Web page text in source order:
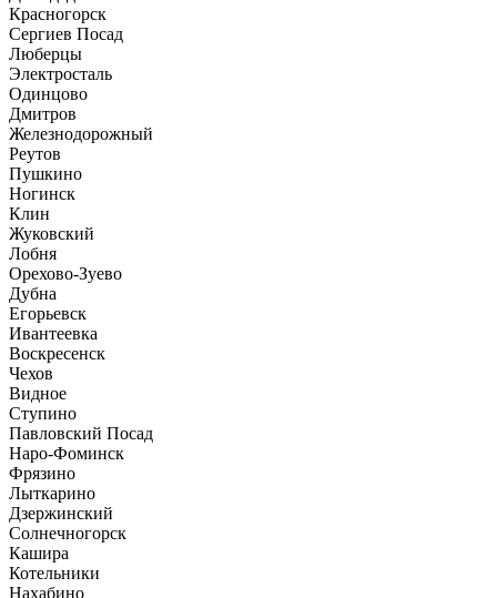
Красногорск
Сергиев Посад
Люберцы
Электросталь
Одинцово
Дмитров
Железнодорожный
Реутов
Пушкино
Ногинск
Клин
Жуковский
Лобня
Орехово-Зуево
Дубна
Егорьевск
Ивантеевка
Воскресенск
Чехов
Видное
Ступино
Павловский Посад
Наро-Фоминск
Фрязино
Лыткарино
Дзержинский
Солнечногорск
Кашира
Котельники
Нахабино